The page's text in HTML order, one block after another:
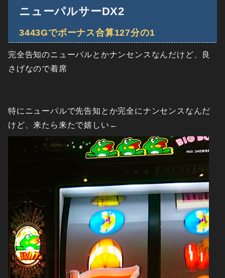
ニューパルサーDX2
3443Gでボーナス合算127分の1
完全告知のニューパルとかナンセンスなんだけど、良
さげなので着席
特にニューパルで先告知とか完全にナンセンスなんだ
けど、来たら来たで嬉しい←